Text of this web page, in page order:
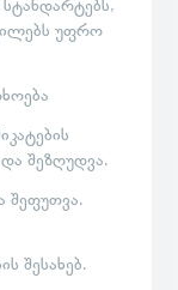
უფრო
შეზღუდვა.
შეფუთვა.
შესახებ.